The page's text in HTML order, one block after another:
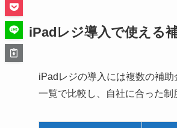
iPadレジ導入で使える
iPadレジの導入には複数の補
一覧で比較し、自社に合った制